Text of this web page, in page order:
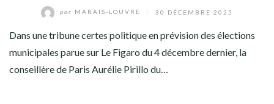
par MARAIS-LOUVRE 30 DÉCEMBRE 2025
Dans une tribune certes politique en prévision des élections
municipales parue sur Le Figaro du 4 décembre dernier, la
conseillère de Paris Aurélie Pirillo du…